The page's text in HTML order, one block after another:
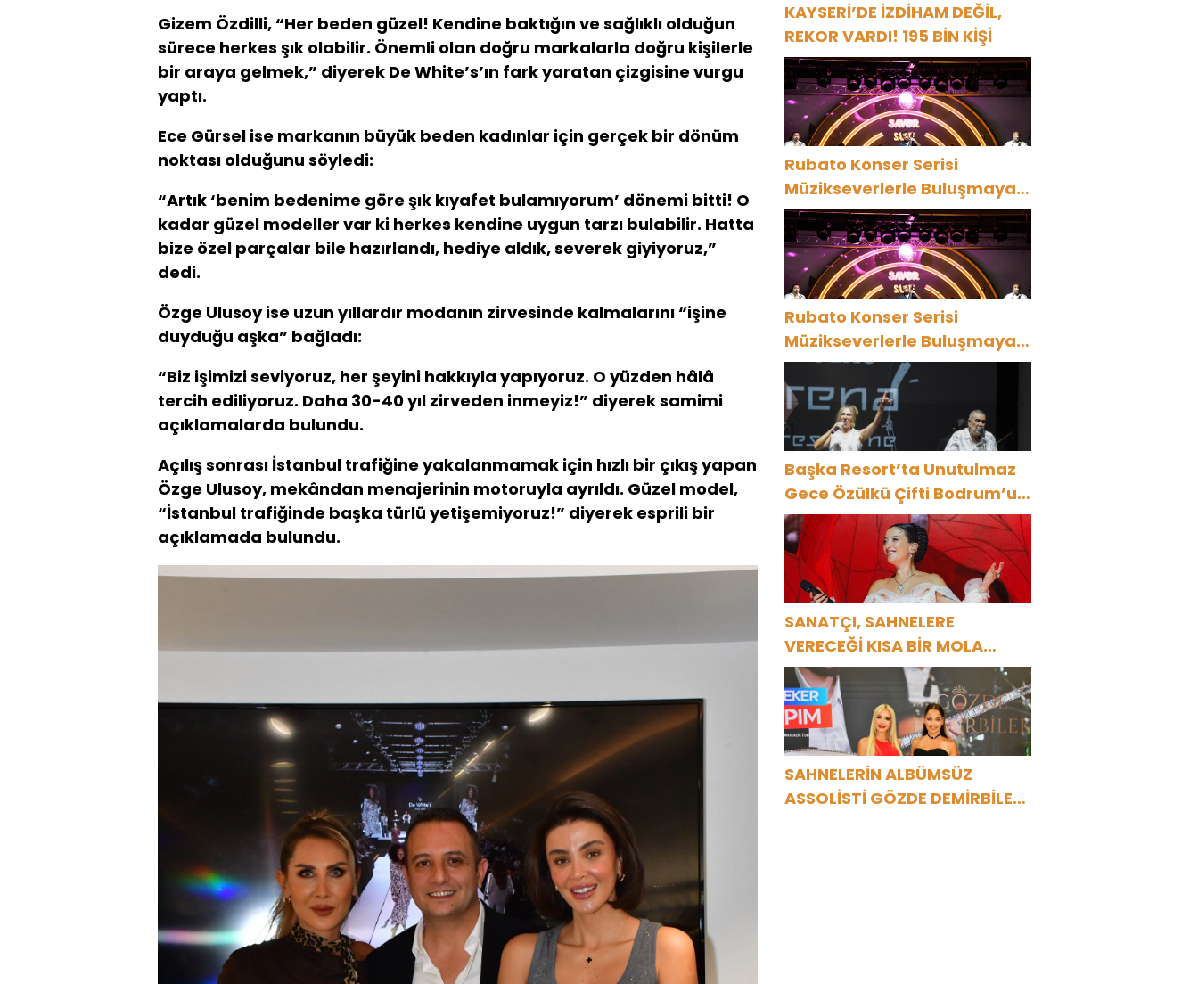
Gizem Özdilli, “Her beden güzel! Kendine baktığın ve sağlıklı olduğun
sürece herkes şık olabilir. Önemli olan doğru markalarla doğru kişilerle
bir araya gelmek,” diyerek De White’s’ın fark yaratan çizgisine vurgu
yaptı.
Ece Gürsel ise markanın büyük beden kadınlar için gerçek bir dönüm
noktası olduğunu söyledi:
“Artık ‘benim bedenime göre şık kıyafet bulamıyorum’ dönemi bitti! O
kadar güzel modeller var ki herkes kendine uygun tarzı bulabilir. Hatta
bize özel parçalar bile hazırlandı, hediye aldık, severek giyiyoruz,”
dedi.
Özge Ulusoy ise uzun yıllardır modanın zirvesinde kalmalarını “işine
duyduğu aşka” bağladı:
“Biz işimizi seviyoruz, her şeyini hakkıyla yapıyoruz. O yüzden hâlâ
tercih ediliyoruz. Daha 30-40 yıl zirveden inmeyiz!” diyerek samimi
açıklamalarda bulundu.
Açılış sonrası İstanbul trafiğine yakalanmamak için hızlı bir çıkış yapan
Özge Ulusoy, mekândan menajerinin motoruyla ayrıldı. Güzel model,
“İstanbul trafiğinde başka türlü yetişemiyoruz!” diyerek esprili bir
açıklamada bulundu.
KAYSERİ’DE İZDİHAM DEĞİL,
REKOR VARDI! 195 BİN KİŞİ
Rubato Konser Serisi
Müzikseverlerle Buluşmaya
Devam Ediyor
Rubato Konser Serisi
Müzikseverlerle Buluşmaya
Devam Ediyor
Başka Resort’ta Unutulmaz
Gece Özülkü Çifti Bodrum’u
Büyüledi
SANATÇI, SAHNELERE
VERECEĞİ KISA BİR MOLA
ÖNCESİ 13 AĞUSTOS’TA SON
KEZ HARBİYE’DE OLACAK!
SAHNELERİN ALBÜMSÜZ
ASSOLİSTİ GÖZDE DEMİRBİLEK,